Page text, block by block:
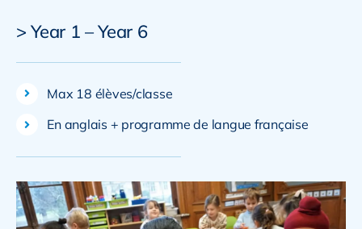
> Year 1 – Year 6
Max 18 élèves/classe
En anglais + programme de langue française